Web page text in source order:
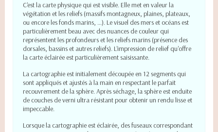
C'est la cartephysique qui est visible. Elle met en valeur la
végétation et les reliefs (massifs montagneux, plaines, plateaux,
ou encore les fonds marins, ...). Le visuel des mers et océans est
particulièrement beau avec des nuances de couleur qui
représentent les profondeurs et les reliefs marins (présence des
dorsales, bassins et autres reliefs). L'impression de relief qu'offre
la carte éclairée est particulièrement saisissante.
La cartographie est initialement découpée en 12 segments qui
sont appliqués et ajustés à la main en respectant le parfait
recouvrement de la sphère. Après séchage, la sphère est enduite
de couches de verni ultra résistant pour obtenir un rendu lisse et
impeccable.
Lorsque la cartographie est éclairée, des fuseaux correspondant